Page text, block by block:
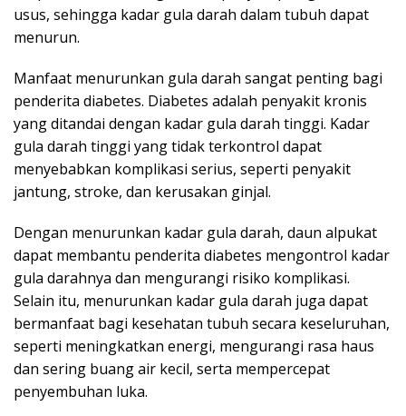
usus, sehingga kadar gula darah dalam tubuh dapat
menurun.
Manfaat menurunkan gula darah sangat penting bagi
penderita diabetes. Diabetes adalah penyakit kronis
yang ditandai dengan kadar gula darah tinggi. Kadar
gula darah tinggi yang tidak terkontrol dapat
menyebabkan komplikasi serius, seperti penyakit
jantung, stroke, dan kerusakan ginjal.
Dengan menurunkan kadar gula darah, daun alpukat
dapat membantu penderita diabetes mengontrol kadar
gula darahnya dan mengurangi risiko komplikasi.
Selain itu, menurunkan kadar gula darah juga dapat
bermanfaat bagi kesehatan tubuh secara keseluruhan,
seperti meningkatkan energi, mengurangi rasa haus
dan sering buang air kecil, serta mempercepat
penyembuhan luka.